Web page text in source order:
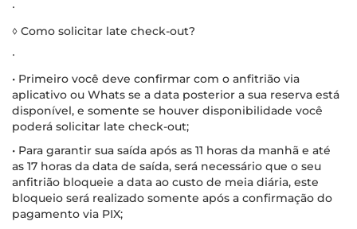
∙
◊ Como solicitar late check-out?
∙
• Primeiro você deve confirmar com o anfitrião via
aplicativo ou Whats se a data posterior a sua reserva está
disponível, e somente se houver disponibilidade você
poderá solicitar late check-out;
• Para garantir sua saída após as 11 horas da manhã e até
as 17 horas da data de saída, será necessário que o seu
anfitrião bloqueie a data ao custo de meia diária, este
bloqueio será realizado somente após a confirmação do
pagamento via PIX;